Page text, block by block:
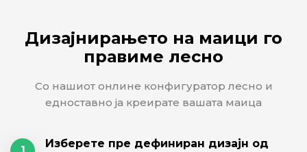
Дизајнирањето на маици го
правиме лесно
Со нашиот онлине конфигуратор лесно и
едноставно ја креирате вашата маица
Изберете пре дефиниран дизајн од